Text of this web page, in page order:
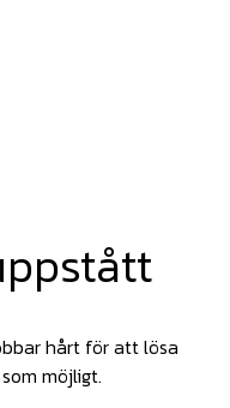
hårt för att lösa
möjligt.